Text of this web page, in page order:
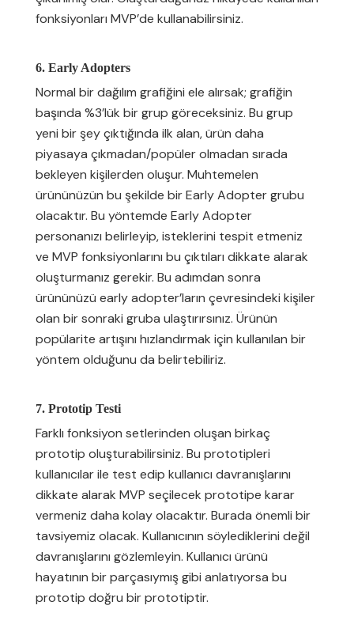
fonksiyonları MVP’de kullanabilirsiniz.
6. Early Adopters
Normal bir dağılım grafiğini ele alırsak; grafiğin
başında %3’lük bir grup göreceksiniz. Bu grup
yeni bir şey çıktığında ilk alan, ürün daha
piyasaya çıkmadan/popüler olmadan sırada
bekleyen kişilerden oluşur. Muhtemelen
ürününüzün bu şekilde bir Early Adopter grubu
olacaktır. Bu yöntemde Early Adopter
personanızı belirleyip, isteklerini tespit etmeniz
ve MVP fonksiyonlarını bu çıktıları dikkate alarak
oluşturmanız gerekir. Bu adımdan sonra
ürününüzü early adopter’ların çevresindeki kişiler
olan bir sonraki gruba ulaştırırsınız. Ürünün
popülarite artışını hızlandırmak için kullanılan bir
yöntem olduğunu da belirtebiliriz.
7. Prototip Testi
Farklı fonksiyon setlerinden oluşan birkaç
prototip oluşturabilirsiniz. Bu prototipleri
kullanıcılar ile test edip kullanıcı davranışlarını
dikkate alarak MVP seçilecek prototipe karar
vermeniz daha kolay olacaktır. Burada önemli bir
tavsiyemiz olacak. Kullanıcının söylediklerini değil
davranışlarını gözlemleyin. Kullanıcı ürünü
hayatının bir parçasıymış gibi anlatıyorsa bu
prototip doğru bir prototiptir.